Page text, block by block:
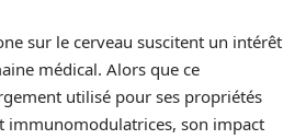
sur le cerveau suscitent un intérêt
médical. Alors que ce
utilisé pour ses propriétés
immunomodulatrices, son impact